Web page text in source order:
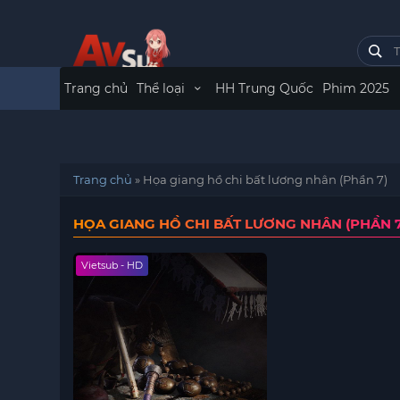
Trang chủ Thể loại HH Trung Quốc Phim 2025
Trang chủ » Họa giang hồ chi bất lương nhân (Phần 7)
HỌA GIANG HỒ CHI BẤT LƯƠNG NHÂN (PHẦN
Vietsub - HD